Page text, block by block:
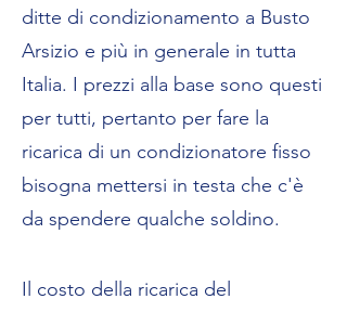
ditte di condizionamento a Busto
Arsizio e più in generale in tutta
Italia. I prezzi alla base sono questi
per tutti, pertanto per fare la
ricarica di un condizionatore fisso
bisogna mettersi in testa che c'è
da spendere qualche soldino.
Il costo della ricarica del